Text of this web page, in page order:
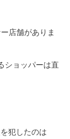
店舗がありま
ショッパーは直
犯したのは